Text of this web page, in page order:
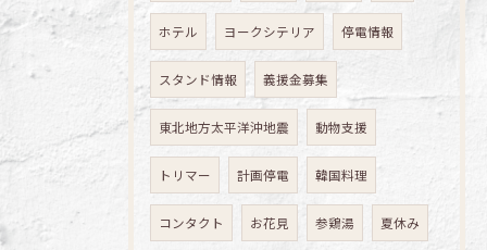
ホテル ヨークシテリア 停電情報
スタンド情報 義援金募集
東北地方太平洋沖地震 動物支援
トリマー 計画停電 韓国料理
コンタクト お花見 参鶏湯 夏休み